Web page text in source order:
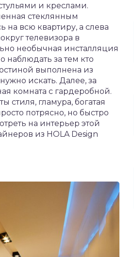
и креслами.
стеклянным
на всю квартиру, а слева
телевизора в
необычная инсталляция
наблюдать за тем кто
выполнена из
искать. Далее, за
комната с гардеробной.
стиля, гламура, богатая
потрясно, но быстро
на интерьер этой
из HOLA Design